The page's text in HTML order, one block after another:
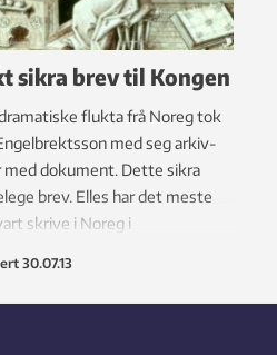
sikra brev til Kongen
flukta frå Noreg tok
med seg arkiv-
med dokument. Dette sikra
brev. Elles har det meste
skrive i Noreg i
30.07.13